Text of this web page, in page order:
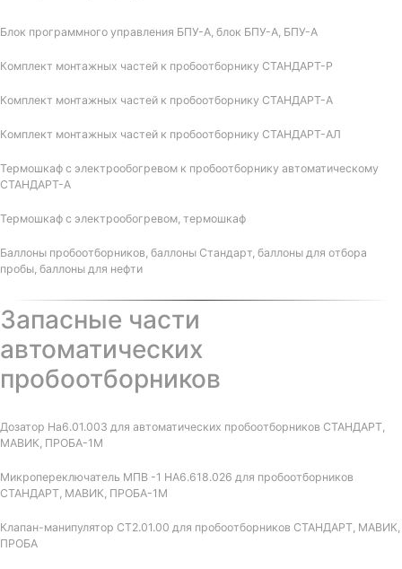
Блок программного управления БПУ-А, блок БПУ-А, БПУ-А
Комплект монтажных частей к пробоотборнику СТАНДАРТ-Р
Комплект монтажных частей к пробоотборнику СТАНДАРТ-А
Комплект монтажных частей к пробоотборнику СТАНДАРТ-АЛ
Термошкаф с электрообогревом к пробоотборнику автоматическому
СТАНДАРТ-А
Термошкаф с электрообогревом, термошкаф
Баллоны пробоотборников, баллоны Стандарт, баллоны для отбора
пробы, баллоны для нефти
Запасные части
автоматических
пробоотборников
Дозатор На6.01.003 для автоматических пробоотборников СТАНДАРТ,
МАВИК, ПРОБА-1М
Микропереключатель МПВ -1 НА6.618.026 для пробоотборников
СТАНДАРТ, МАВИК, ПРОБА-1М
Клапан-манипулятор СТ2.01.00 для пробоотборников СТАНДАРТ, МАВИК,
ПРОБА